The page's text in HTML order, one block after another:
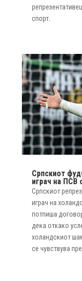
спорт.
Српскиот
играч на ПСВ
Српскиот
играч на
потпиша
дека откако
холандскиот
се чувствува